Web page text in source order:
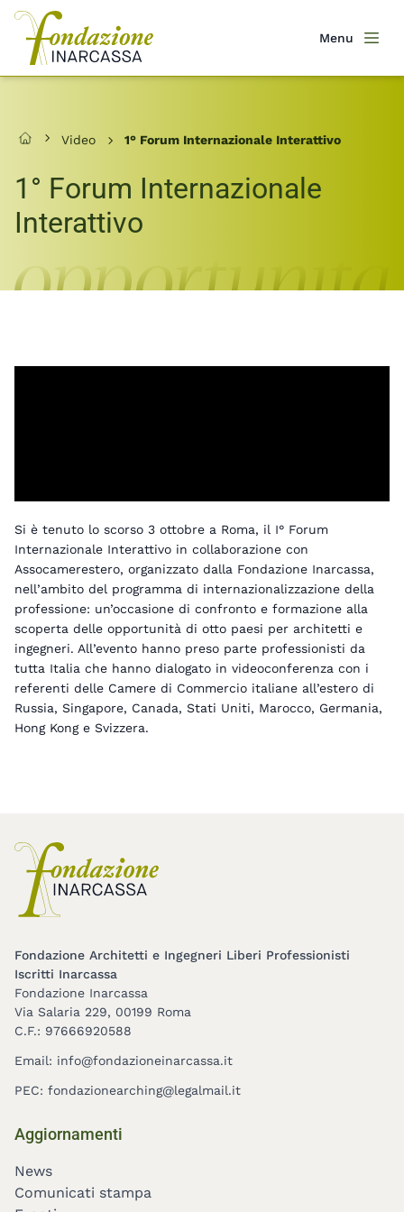
Salta
contenuto
principale
Menu
Home Video 1° Forum Internazionale Interattivo
1° Forum Internazionale
Interattivo
Si è tenuto lo scorso 3 ottobre a Roma, il I° Forum
Internazionale Interattivo in collaborazione con
Assocamerestero, organizzato dalla Fondazione Inarcassa,
nell’ambito del programma di internazionalizzazione della
professione: un’occasione di confronto e formazione alla
scoperta delle opportunità di otto paesi per architetti e
ingegneri. All’evento hanno preso parte professionisti da
tutta Italia che hanno dialogato in videoconferenza con i
referenti delle Camere di Commercio italiane all’estero di
Russia, Singapore, Canada, Stati Uniti, Marocco, Germania,
Hong Kong e Svizzera.
Fondazione Architetti e Ingegneri Liberi Professionisti
Iscritti Inarcassa
Fondazione Inarcassa
Via Salaria 229, 00199 Roma
C.F.: 97666920588
Email: info@fondazioneinarcassa.it
PEC: fondazionearching@legalmail.it
Footer
Aggiornamenti
News
Comunicati stampa